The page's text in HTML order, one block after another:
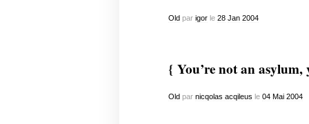
Oldpar igorle 28 Jan 2004
{ You’re not an asylum,
Oldpar nicqolas acqileus le 04 Mai 2004